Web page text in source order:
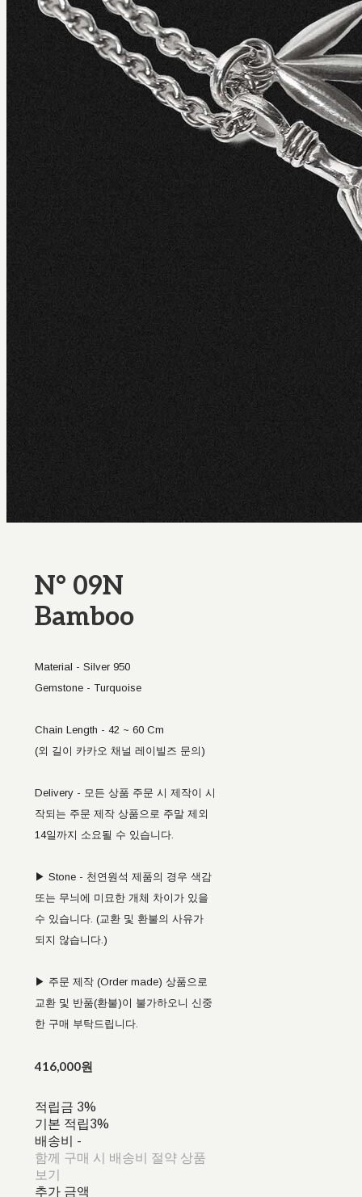
N° 09N
Bamboo
Material - Silver 950
Gemstone - Turquoise
Chain Length - 42 ~ 60 Cm
(외 길이 카카오 채널 레이빌즈 문의)
Delivery - 모든 상품 주문 시 제작이 시
작되는 주문 제작 상품으로 주말 제외
14일까지 소요될 수 있습니다.
▶ Stone - 천연원석 제품의 경우 색감
또는 무늬에 미묘한 개체 차이가 있을
수 있습니다. (교환 및 환불의 사유가
되지 않습니다.)
▶ 주문 제작 (Order made) 상품으로
교환 및 반품(환불)이 불가하오니 신중
한 구매 부탁드립니다.
416,000원
적립금 3%
기본 적립3%
배송비 -
함께 구매 시 배송비 절약 상품
보기
추가 금액